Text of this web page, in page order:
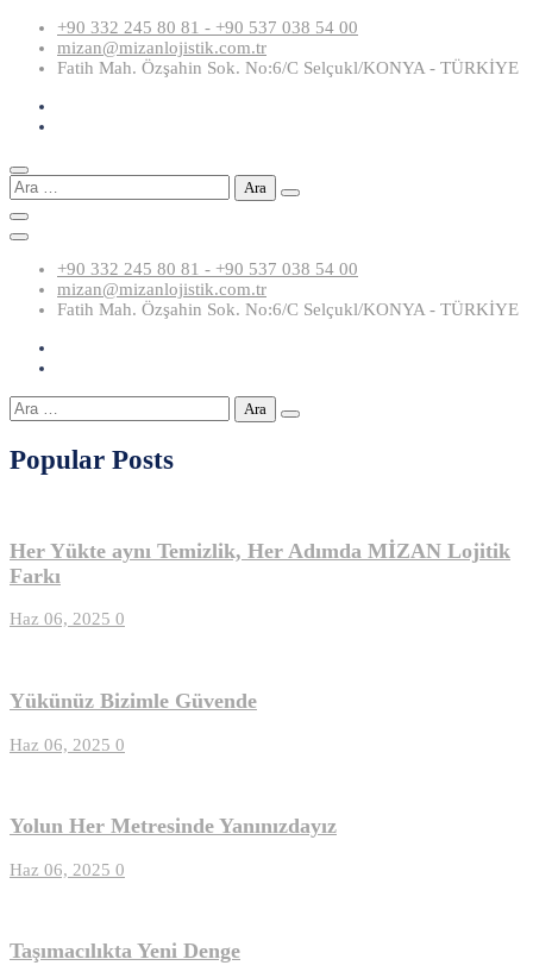
Skip
content
+90 332 245 80 81 - +90 537 038 54 00
mizan@mizanlojistik.com.tr
Fatih Mah. Özşahin Sok. No:6/C Selçukl/KONYA - TÜRKİYE
Arama:
+90 332 245 80 81 - +90 537 038 54 00
mizan@mizanlojistik.com.tr
Fatih Mah. Özşahin Sok. No:6/C Selçukl/KONYA - TÜRKİYE
Arama:
Popular Posts
Her Yükte aynı Temizlik, Her Adımda MİZAN Lojitik
Farkı
Haz 06, 2025 0
Yükünüz Bizimle Güvende
Haz 06, 2025 0
Yolun Her Metresinde Yanınızdayız
Haz 06, 2025 0
Taşımacılıkta Yeni Denge